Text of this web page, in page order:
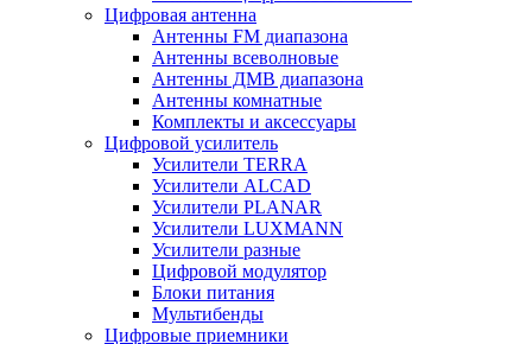
Цифровая антенна
Антенны FM диапазона
Антенны всеволновые
Антенны ДМВ диапазона
Антенны комнатные
Комплекты и аксессуары
Цифровой усилитель
Усилители TERRA
Усилители ALCAD
Усилители PLANAR
Усилители LUXMANN
Усилители разные
Цифровой модулятор
Блоки питания
Мультибенды
Цифровые приемники